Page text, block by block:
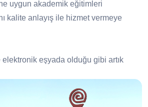
uygun akademik eğitimleri
kalite anlayış ile hizmet vermeye
elektronik eşyada olduğu gibi artık
yıkama, bakım, onarım ve saçak
eller ve modern tesislerde titizlikle